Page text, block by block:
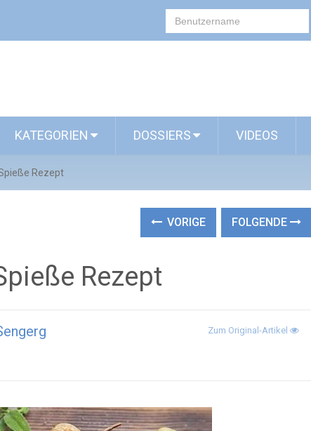
KATEGORIEN DOSSIERS VIDEOS
Rezept
VORIGE FOLGENDE
Rezept
Zum Original-Artikel